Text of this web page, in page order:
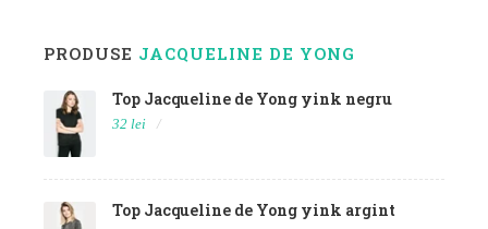
PRODUSE JACQUELINE DE YONG
Top Jacqueline de Yong yink negru
32 lei
Top Jacqueline de Yong yink argint